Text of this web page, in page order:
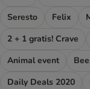
Seresto
Felix
2 + 1 gratis! Crave
Animal event
Daily Deals 2020